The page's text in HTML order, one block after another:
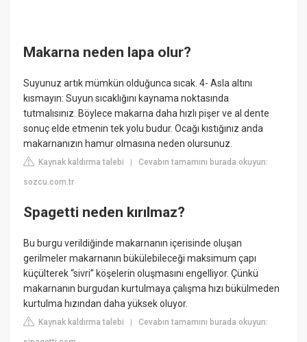
Makarna neden lapa olur?
Suyunuz artık mümkün olduğunca sıcak. 4- Asla altını
kısmayın: Suyun sıcaklığını kaynama noktasında
tutmalısınız. Böylece makarna daha hızlı pişer ve al dente
sonuç elde etmenin tek yolu budur. Ocağı kıstığınız anda
makarnanızın hamur olmasına neden olursunuz.
Kaynak kaldırma talebi |Cevabın tamamını burada okuyun:
sozcu.com.tr
Spagetti neden kırılmaz?
Bu burgu verildiğinde makarnanın içerisinde oluşan
gerilmeler makarnanın bükülebileceği maksimum çapı
küçülterek “sivri” köşelerin oluşmasını engelliyor. Çünkü
makarnanın burgudan kurtulmaya çalışma hızı bükülmeden
kurtulma hızından daha yüksek oluyor.
Kaynak kaldırma talebi |Cevabın tamamını burada okuyun: